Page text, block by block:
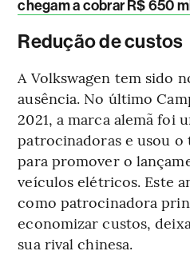
chegam a cobrar R$ 650
Redução de custos
A Volkswagen tem sido
ausência. No último
2021, a marca alemã foi
patrocinadoras e usou
para promover o
veículos elétricos. Este
como patrocinadora
economizar custos,
sua rival chinesa.